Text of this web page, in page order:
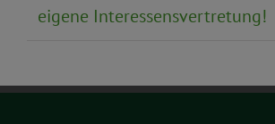
eigene Interessensvertretung!